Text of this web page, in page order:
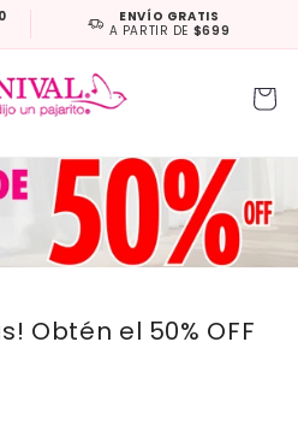
ENVÍO GRATIS
A PARTIR DE $699
Carrito
Obtén el 50% OFF